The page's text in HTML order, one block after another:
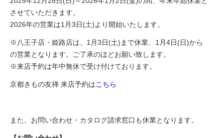
させていただきます。
2026年の営業は1月3日(土)より開始いたします。
※八王子店・姫路店は、1月3日(土)まで休業、1月4日(日)から
の営業となります。ご了承のほどお願い致します。
※来店予約は年中無休で受け付けております。
京都きもの友禅 来店予約はこちら
また、お問い合わせ・カタログ請求窓口も休業となります。